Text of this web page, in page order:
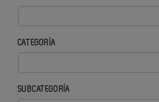
CATEGORÍA
SUBCATEGORÍA